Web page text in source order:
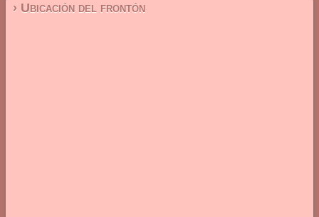
› Ubicación del frontón